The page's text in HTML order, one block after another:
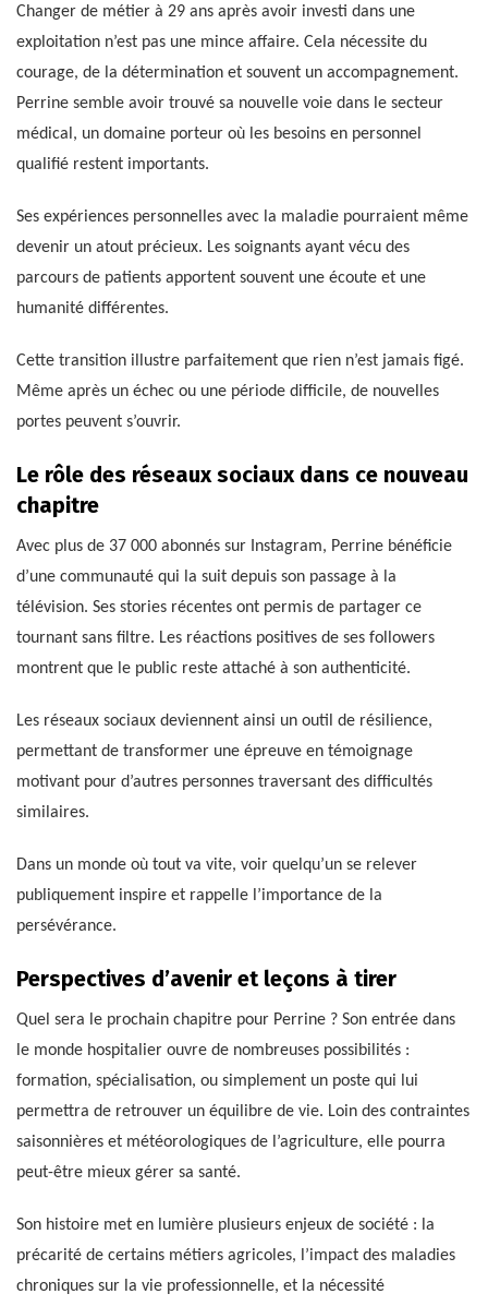
Changer de métier à 29 ans après avoir investi dans une
exploitation n’est pas une mince affaire. Cela nécessite du
courage, de la détermination et souvent un accompagnement.
Perrine semble avoir trouvé sa nouvelle voie dans le secteur
médical, un domaine porteur où les besoins en personnel
qualifié restent importants.
Ses expériences personnelles avec la maladie pourraient même
devenir un atout précieux. Les soignants ayant vécu des
parcours de patients apportent souvent une écoute et une
humanité différentes.
Cette transition illustre parfaitement que rien n’est jamais figé.
Même après un échec ou une période difficile, de nouvelles
portes peuvent s’ouvrir.
Le rôle des réseaux sociaux dans ce nouveau
chapitre
Avec plus de 37 000 abonnés sur Instagram, Perrine bénéficie
d’une communauté qui la suit depuis son passage à la
télévision. Ses stories récentes ont permis de partager ce
tournant sans filtre. Les réactions positives de ses followers
montrent que le public reste attaché à son authenticité.
Les réseaux sociaux deviennent ainsi un outil de résilience,
permettant de transformer une épreuve en témoignage
motivant pour d’autres personnes traversant des difficultés
similaires.
Dans un monde où tout va vite, voir quelqu’un se relever
publiquement inspire et rappelle l’importance de la
persévérance.
Perspectives d’avenir et leçons à tirer
Quel sera le prochain chapitre pour Perrine ? Son entrée dans
le monde hospitalier ouvre de nombreuses possibilités :
formation, spécialisation, ou simplement un poste qui lui
permettra de retrouver un équilibre de vie. Loin des contraintes
saisonnières et météorologiques de l’agriculture, elle pourra
peut-être mieux gérer sa santé.
Son histoire met en lumière plusieurs enjeux de société : la
précarité de certains métiers agricoles, l’impact des maladies
chroniques sur la vie professionnelle, et la nécessité